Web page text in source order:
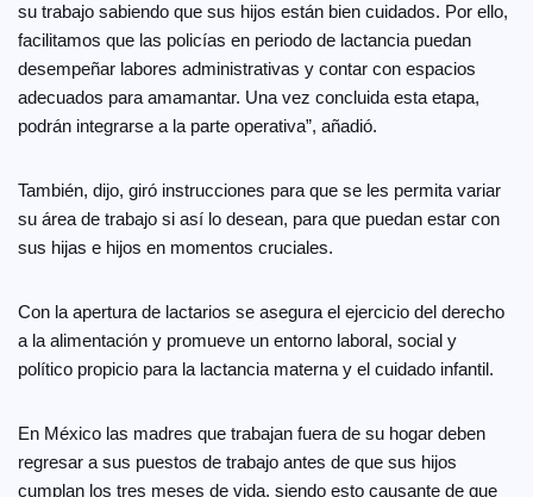
su trabajo sabiendo que sus hijos están bien cuidados. Por ello,
facilitamos que las policías en periodo de lactancia puedan
desempeñar labores administrativas y contar con espacios
adecuados para amamantar. Una vez concluida esta etapa,
podrán integrarse a la parte operativa”, añadió.
También, dijo, giró instrucciones para que se les permita variar
su área de trabajo si así lo desean, para que puedan estar con
sus hijas e hijos en momentos cruciales.
Con la apertura de lactarios se asegura el ejercicio del derecho
a la alimentación y promueve un entorno laboral, social y
político propicio para la lactancia materna y el cuidado infantil.
En México las madres que trabajan fuera de su hogar deben
regresar a sus puestos de trabajo antes de que sus hijos
cumplan los tres meses de vida, siendo esto causante de que